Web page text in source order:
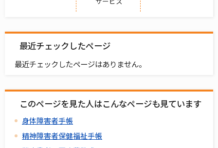
最近チェックしたページ
最近チェックしたページはありません。
このページを見た人はこんなページも見ています
身体障害者手帳
精神障害者保健福祉手帳